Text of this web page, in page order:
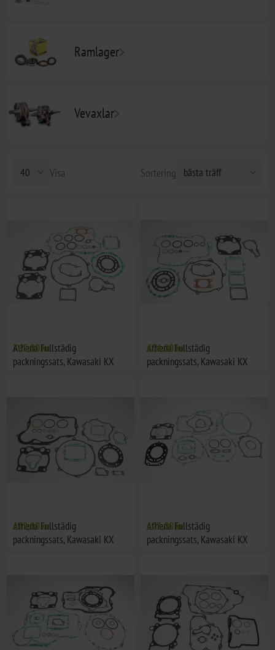
Ramlager
Vevaxlar
Sortering
Visa
Athena Fullstädig
packningssats, Kawasaki KX
765,00 kr
Athena Fullstädig
packningssats, Kawasaki KX
634,00 kr
Athena Fullstädig
packningssats, Kawasaki KX
679,00 kr
Athena Fullstädig
packningssats, Kawasaki KX
623,00 kr